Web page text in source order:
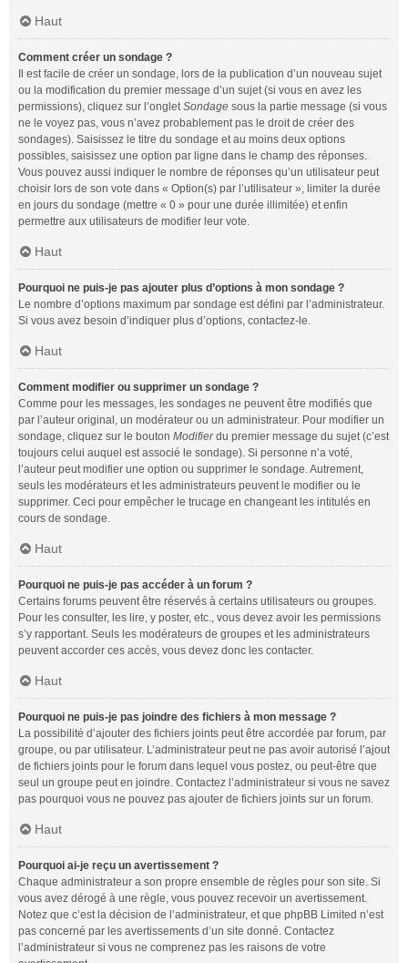
Haut
Comment créer un sondage ?
Il est facile de créer un sondage, lors de la publication d’un nouveau sujet
ou la modification du premier message d’un sujet (si vous en avez les
permissions), cliquez sur l’ongletSondage sous la partie message (si vous
ne le voyez pas, vous n’avez probablement pas le droit de créer des
sondages). Saisissez le titre du sondage et au moins deux options
possibles, saisissez une option par ligne dans le champ des réponses.
Vous pouvez aussi indiquer le nombre de réponses qu’un utilisateur peut
choisir lors de son vote dans « Option(s) par l’utilisateur », limiter la durée
en jours du sondage (mettre « 0 » pour une durée illimitée) et enfin
permettre aux utilisateurs de modifier leur vote.
Haut
Pourquoi ne puis-je pas ajouter plus d’options à mon sondage ?
Le nombre d’options maximum par sondage est défini par l’administrateur.
Si vous avez besoin d’indiquer plus d’options, contactez-le.
Haut
Comment modifier ou supprimer un sondage ?
Comme pour les messages, les sondages ne peuvent être modifiés que
par l’auteur original, un modérateur ou un administrateur. Pour modifier un
sondage, cliquez sur le bouton Modifierdu premier message du sujet (c’est
toujours celui auquel est associé le sondage). Si personne n’a voté,
l’auteur peut modifier une option ou supprimer le sondage. Autrement,
seuls les modérateurs et les administrateurs peuvent le modifier ou le
supprimer. Ceci pour empêcher le trucage en changeant les intitulés en
cours de sondage.
Haut
Pourquoi ne puis-je pas accéder à un forum ?
Certains forums peuvent être réservés à certains utilisateurs ou groupes.
Pour les consulter, les lire, y poster, etc., vous devez avoir les permissions
s’y rapportant. Seuls les modérateurs de groupes et les administrateurs
peuvent accorder ces accès, vous devez donc les contacter.
Haut
Pourquoi ne puis-je pas joindre des fichiers à mon message ?
La possibilité d’ajouter des fichiers joints peut être accordée par forum, par
groupe, ou par utilisateur. L’administrateur peut ne pas avoir autorisé l’ajout
de fichiers joints pour le forum dans lequel vous postez, ou peut-être que
seul un groupe peut en joindre. Contactez l’administrateur si vous ne savez
pas pourquoi vous ne pouvez pas ajouter de fichiers joints sur un forum.
Haut
Pourquoi ai-je reçu un avertissement ?
Chaque administrateur a son propre ensemble de règles pour son site. Si
vous avez dérogé à une règle, vous pouvez recevoir un avertissement.
Notez que c’est la décision de l’administrateur, et que phpBB Limited n’est
pas concerné par les avertissements d’un site donné. Contactez
l’administrateur si vous ne comprenez pas les raisons de votre